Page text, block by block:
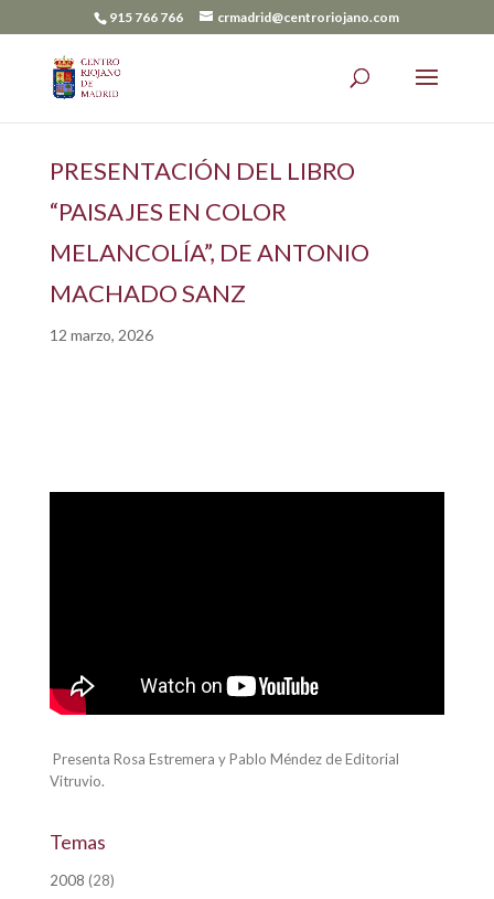
915 766 766 crmadrid@centroriojano.com
PRESENTACIÓN DEL LIBRO
“PAISAJES EN COLOR
MELANCOLÍA”, DE ANTONIO
MACHADO SANZ
12 marzo, 2026
Presenta Rosa Estremera y Pablo Méndez de Editorial
Vitruvio.
Temas
2008 (28)